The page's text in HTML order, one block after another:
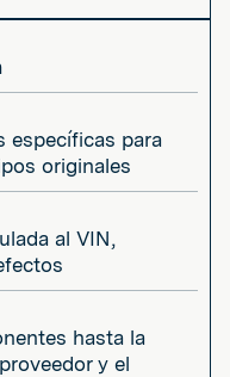
específicas para
originales
al VIN,
hasta la
y el